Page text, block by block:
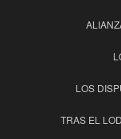
LOS
TRAS EL